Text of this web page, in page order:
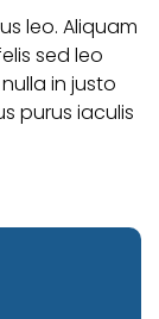
leo. Aliquam
sed leo
in justo
purus iaculis